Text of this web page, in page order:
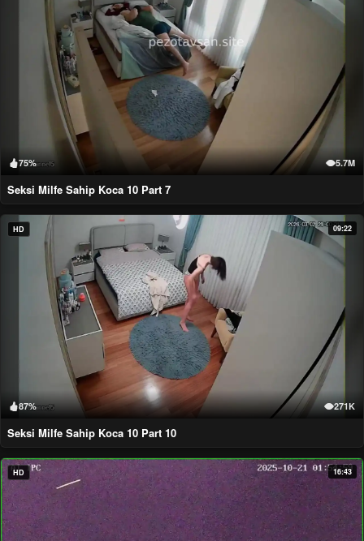
75% 5.7M
Seksi Milfe Sahip Koca 10 Part 7
HD 09:22
87% 271K
Seksi Milfe Sahip Koca 10 Part 10
HD 16:43